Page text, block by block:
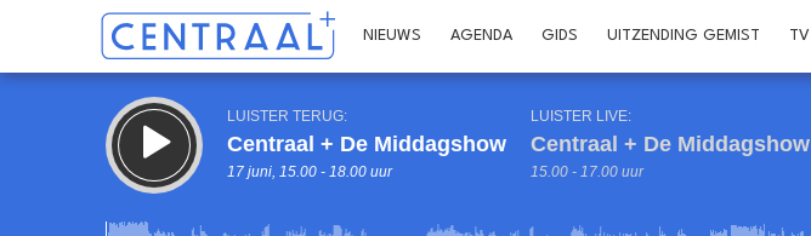
NIEUWS AGENDA GIDS UITZENDING GEMIST TV
LUISTER TERUG:
Centraal + De Middagshow
17 juni, 15.00 - 18.00 uur
LUISTER LIVE:
Centraal + De Middagshow
15.00 - 17.00 uur